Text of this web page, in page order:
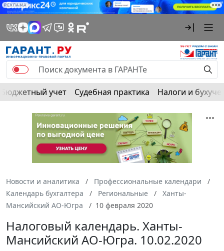
РЕКЛАМА
Бюджетный учет Судебная практика Налоги и
Новости и аналитика
Профессиональные календари
Календарь бухгалтера
Региональные
Ханты-
Мансийский АО-Югра
10 февраля 2020
Налоговый календарь. Ханты-
Мансийский АО-Югра. 10.02.2020